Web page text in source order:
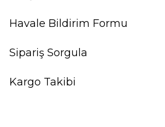
Havale Bildirim Formu
Sipariş Sorgula
Kargo Takibi